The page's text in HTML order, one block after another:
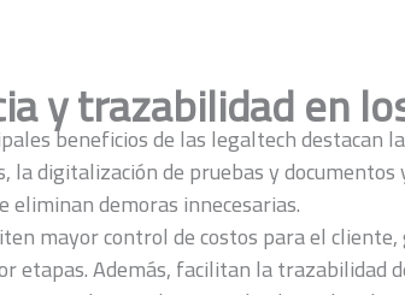
y trazabilidad en
beneficios de las legaltech destacan
digitalización de pruebas y documentos
eliminan demoras innecesarias.
mayor control de costos para el
etapas. Además, facilitan la trazabilidad